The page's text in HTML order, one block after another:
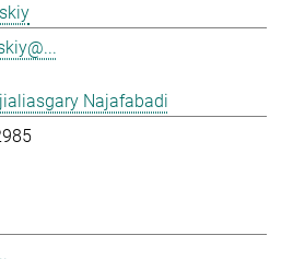
Najafabadi